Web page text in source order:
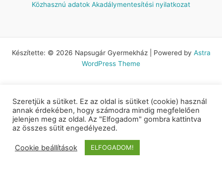
Közhasznú adatok Akadálymentesítési nyilatkozat
Készítette: © 2026 Napsugár Gyermekház | Powered by Astra
WordPress Theme
Szeretjük a sütiket. Ez az oldal is sütiket (cookie) használ
annak érdekében, hogy számodra mindig megfelelően
jelenjen meg az oldal. Az "Elfogadom" gombra kattintva
az összes sütit engedélyezed.
Cookie beállítások ELFOGADOM!